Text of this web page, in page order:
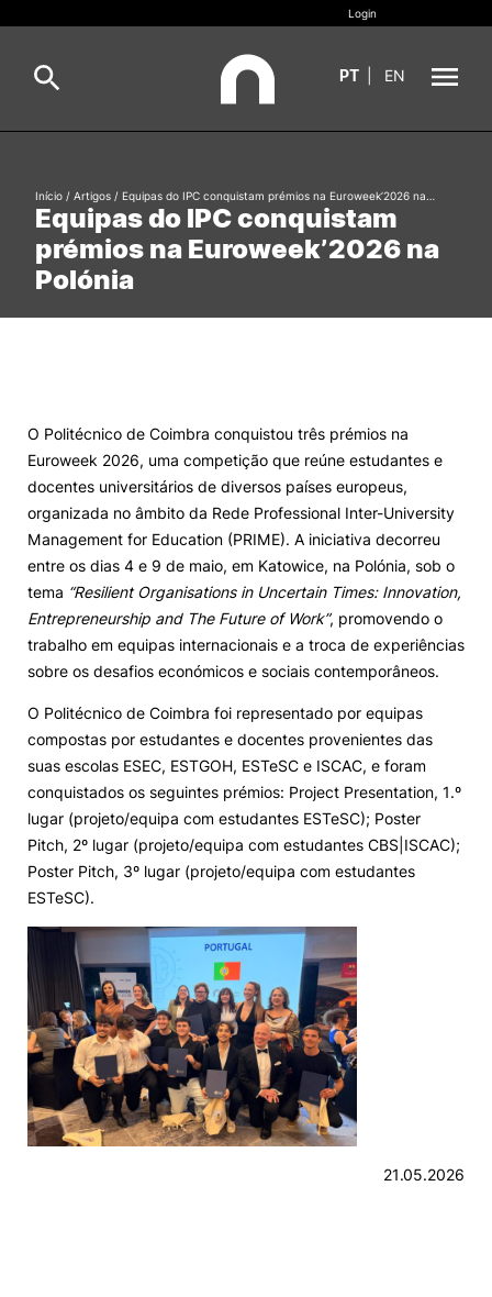
Estudar
Internacional
Ação Social
Alumni
Projetos PRR
Magazine
Eventos
Europeia Política de Privacidade e Cookies
Sugestões,
©2026 Instituto Politécnico de
Login
PT EN
Pesquisa
Oferta Formativa Geral
Equipas do IPC conquistam
prémios na Euroweek’2026 na
Polónia
Início / Artigos / Equipas do IPC conquistam prémios na Euroweek’2026 na…
O Politécnico de Coimbra conquistou três prémios na
Euroweek 2026, uma competição que reúne estudantes e
docentes universitários de diversos países europeus,
organizada no âmbito da Rede Professional Inter-University
Management for Education (PRIME). A iniciativa decorreu
entre os dias 4 e 9 de maio, em Katowice, na Polónia, sob o
tema “Resilient Organisations in Uncertain Times: Innovation,
Entrepreneurship and The Future of Work”, promovendo o
trabalho em equipas internacionais e a troca de experiências
sobre os desafios económicos e sociais contemporâneos.
O Politécnico de Coimbra foi representado por equipas
compostas por estudantes e docentes provenientes das
suas escolas ESEC, ESTGOH, ESTeSC e ISCAC, e foram
conquistados os seguintes prémios: Project Presentation, 1.º
lugar (projeto/equipa com estudantes ESTeSC); Poster
Pitch, 2º lugar (projeto/equipa com estudantes CBS|ISCAC);
Poster Pitch, 3º lugar (projeto/equipa com estudantes
ESTeSC).
21.05.2026